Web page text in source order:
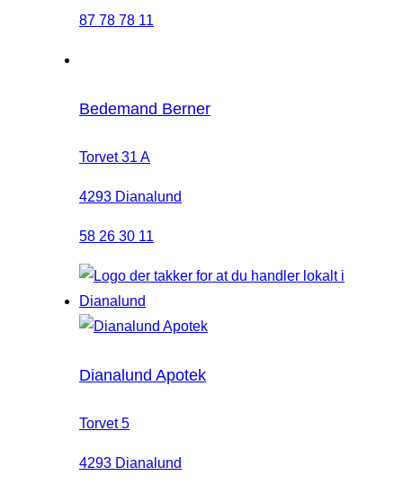
87 78 78 11
Bedemand Berner
Torvet 31 A
4293 Dianalund
58 26 30 11
Dianalund Apotek
Torvet 5
4293 Dianalund